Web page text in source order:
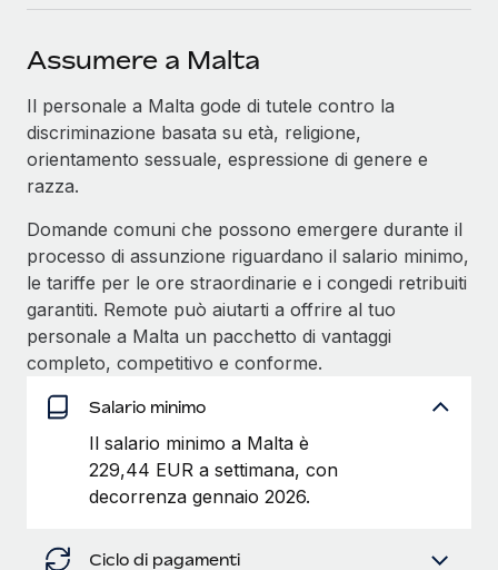
Assumere a Malta
Il personale a Malta gode di tutele contro la
discriminazione basata su età, religione,
orientamento sessuale, espressione di genere e
razza.
Domande comuni che possono emergere durante il
processo di assunzione riguardano il salario minimo,
le tariffe per le ore straordinarie e i congedi retribuiti
garantiti. Remote può aiutarti a offrire al tuo
personale a Malta un pacchetto di vantaggi
completo, competitivo e conforme.
Salario minimo
Il salario minimo a Malta è
229,44 EUR a settimana, con
decorrenza gennaio 2026.
Ciclo di pagamenti